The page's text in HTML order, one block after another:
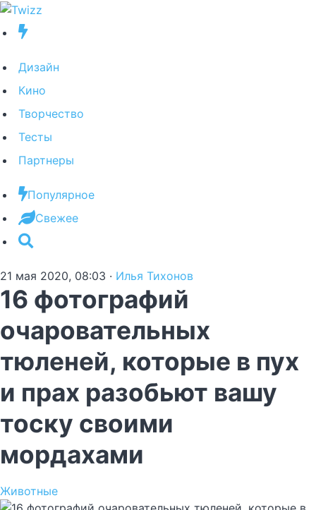
Дизайн
Кино
Творчество
Тесты
Партнеры
Популярное
Свежее
21 мая 2020, 08:03 · Илья Тихонов
16 фотографий
очаровательных
тюленей, которые в пух
и прах разобьют вашу
тоску своими
мордахами
Животные